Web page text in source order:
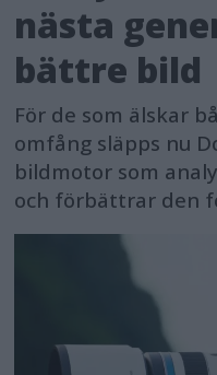
nästa
bättre bild
För de som älskar
omfång släpps nu
bildmotor som
och förbättrar den